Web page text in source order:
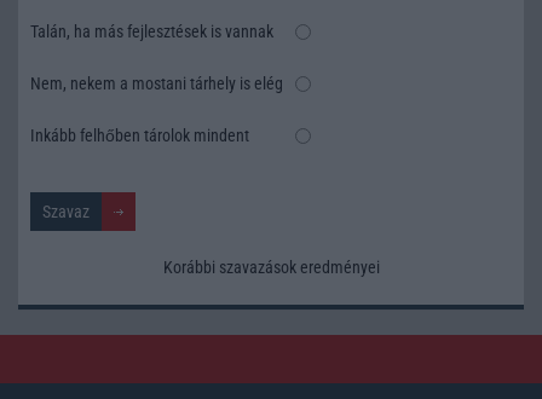
Talán, ha más fejlesztések is vannak
Nem, nekem a mostani tárhely is elég
Inkább felhőben tárolok mindent
Korábbi szavazások eredményei